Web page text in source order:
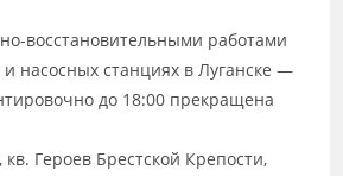
восстановительными работами
насосных станциях в Луганске —
до 18:00 прекращена
Героев Брестской Крепости,